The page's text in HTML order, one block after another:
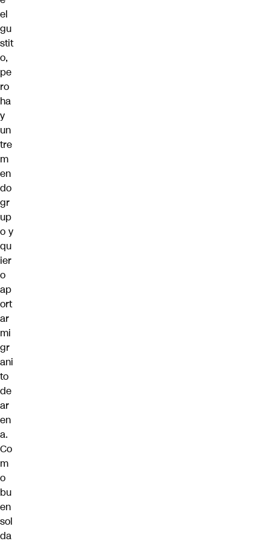
el
gu
stit
o,
pe
ro
ha
y
un
tre
m
en
do
gr
up
o y
qu
ier
o
ap
ort
ar
mi
gr
ani
to
de
ar
en
a.
Co
m
o
bu
en
sol
da